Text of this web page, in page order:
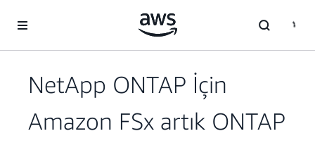
NetApp ONTAP İçin
Amazon FSx artık ONTAP